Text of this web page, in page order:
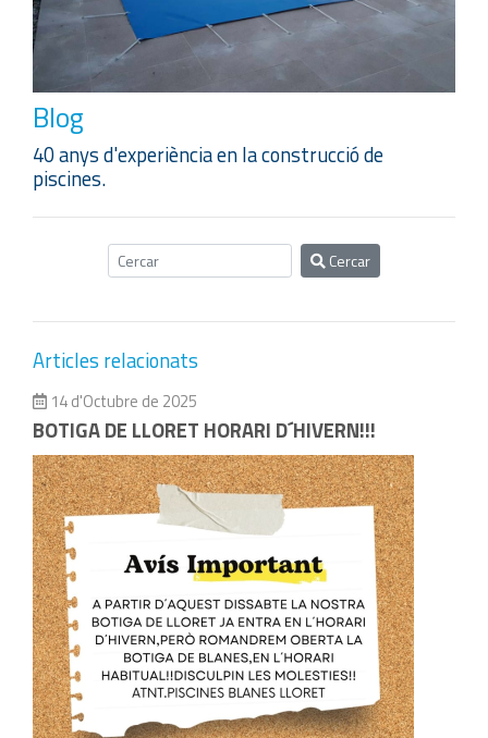
Blog
40 anys d'experiència en la construcció de
piscines.
Cercar
Articles relacionats
14 d'Octubre de 2025
BOTIGA DE LLORET HORARI D´HIVERN!!!